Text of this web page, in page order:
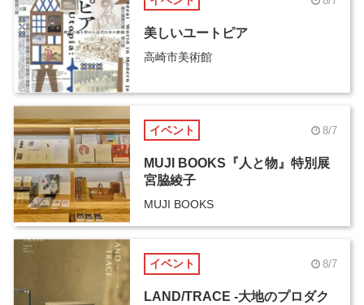
美しいユートピア
高崎市美術館
イベント 8/7
MUJI BOOKS『人と物』特別展
宮脇綾子
MUJI BOOKS
イベント 8/7
LAND/TRACE -大地のプロダク